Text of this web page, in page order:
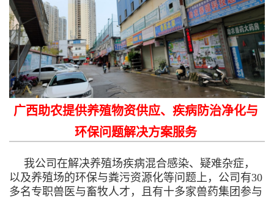
广西助农提供养殖物资供应、疾病防治净化与
环保问题解决方案服务
我公司在解决养殖场疾病混合感染、疑难杂症，
以及养殖场的环保与粪污资源化等问题上，公司有30
多名专职兽医与畜牧人才，且有十多家兽药集团参与